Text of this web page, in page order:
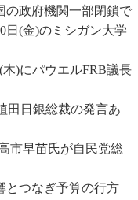
政府機関一部閉鎖で
(金)のミシガン大学
)にパウエルFRB議長
田日銀総裁の発言あ
市早苗氏が自民党総
とつなぎ予算の行方